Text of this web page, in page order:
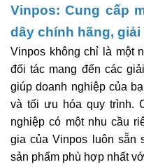
Vinpos: Cung cấp
dây chính hãng,
Vinpos không chỉ là một
đối tác mang đến các
giúp doanh nghiệp của
và tối ưu hóa quy trình.
nghiệp có một nhu cầu
gia của Vinpos luôn sẵn
sản phẩm phù hợp nhất